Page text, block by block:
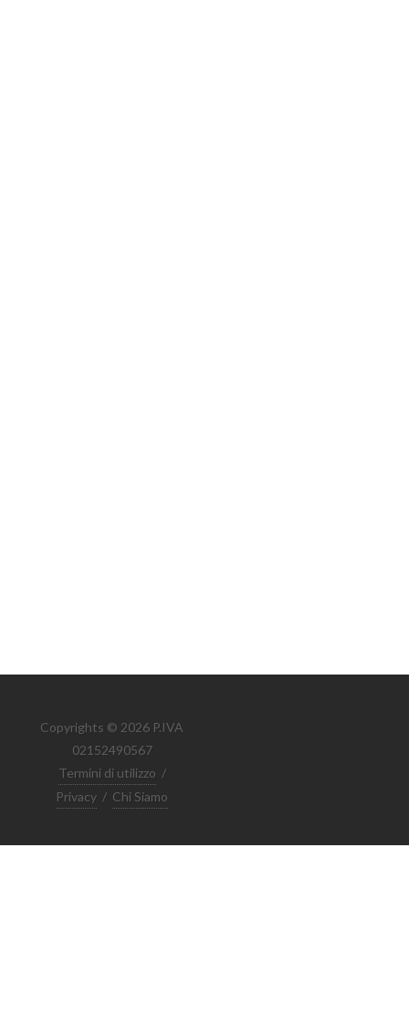
Copyrights © 2026 P.IVA
02152490567
Termini di utilizzo /
Privacy / Chi Siamo